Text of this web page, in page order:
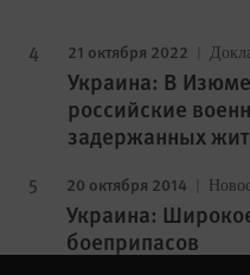
21 октября 2022
Украина: В Изюме
российские
задержанных
20 октября 2014
Украина:
боеприпасов